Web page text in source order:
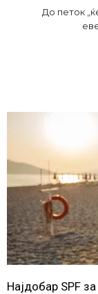
До петок
Најдобар SPF